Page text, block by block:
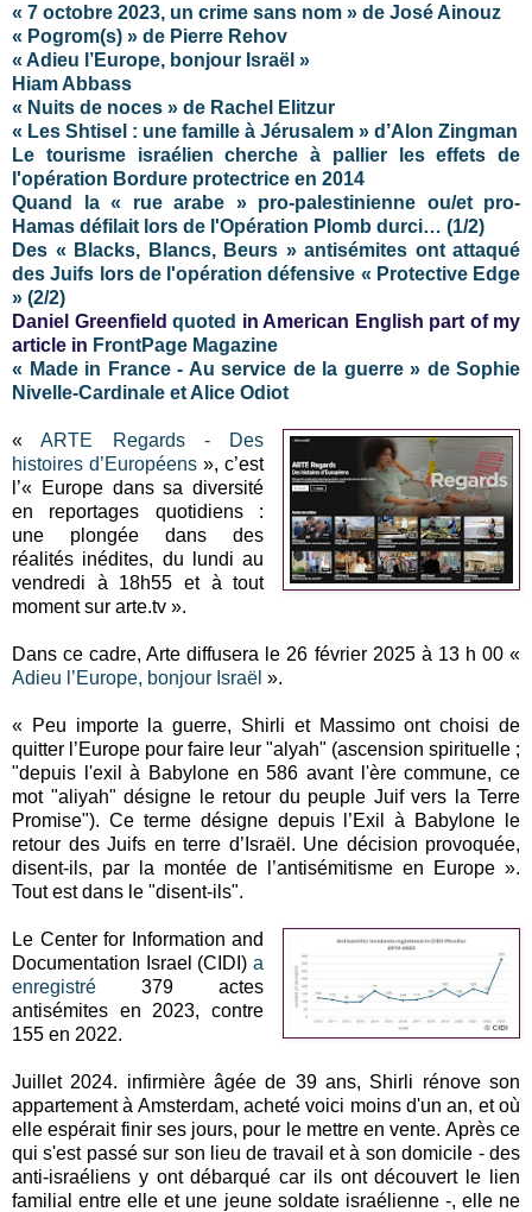
« 7 octobre 2023, un crime sans nom » de José Ainouz
« Pogrom(s) » de Pierre Rehov
« Adieu l’Europe, bonjour Israël »
Hiam Abbass
« Nuits de noces » de Rachel Elitzur
« Les Shtisel : une famille à Jérusalem » d’Alon Zingman
Le tourisme israélien cherche à pallier les effets de
l'opération Bordure protectrice en 2014
Quand la « rue arabe » pro-palestinienne ou/et pro-
Hamas défilait lors de l'Opération Plomb durci… (1/2)
Des « Blacks, Blancs, Beurs » antisémites ont attaqué
des Juifs lors de l'opération défensive « Protective Edge
» (2/2)
Daniel Greenfield quoted in American English part of my
article in FrontPage Magazine
« Made in France - Au service de la guerre » de Sophie
Nivelle-Cardinale et Alice Odiot
«ARTE Regards - Des
histoires d’Européens », c’est
l’« Europe dans sa diversité
en reportages quotidiens :
une plongée dans des
réalités inédites, du lundi au
vendredi à 18h55 et à tout
moment sur arte.tv ».
Dans ce cadre, Arte diffusera le 26 février 2025 à 13 h 00 «
Adieu l’Europe, bonjour Israël ».
« Peu importe la guerre, Shirli et Massimo ont choisi de
quitter l’Europe pour faire leur "alyah" (ascension spirituelle ;
"depuis l'exil à Babylone en 586 avant l'ère commune, ce
mot "aliyah" désigne le retour du peuple Juif vers la Terre
Promise"). Ce terme désigne depuis l’Exil à Babylone le
retour des Juifs en terre d’Israël. Une décision provoquée,
disent-ils, par la montée de l’antisémitisme en Europe ».
Tout est dans le "disent-ils".
Le Center for Information and
Documentation Israel (CIDI)a
enregistré 379 actes
antisémites en 2023, contre
155 en 2022.
Juillet 2024. infirmière âgée de 39 ans, Shirli rénove son
appartement à Amsterdam, acheté voici moins d'un an, et où
elle espérait finir ses jours, pour le mettre en vente. Après ce
qui s'est passé sur son lieu de travail et à son domicile - des
anti-israéliens y ont débarqué car ils ont découvert le lien
familial entre elle et une jeune soldate israélienne -, elle ne